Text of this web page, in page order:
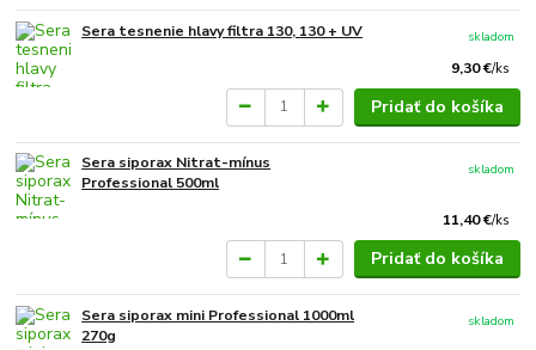
Sera tesnenie hlavy filtra 130, 130 + UV
9,30 €/ks
skladom
Pridať do košíka
Sera siporax Nitrat-mínus
Professional 500ml
11,40 €/ks
skladom
Pridať do košíka
Sera siporax mini Professional 1000ml
270g
skladom